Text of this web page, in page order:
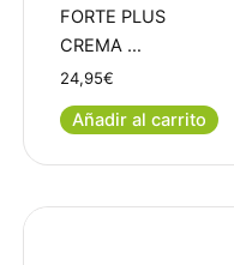
FORTE PLUS
CREMA …
24,95€
Añadir al carrito